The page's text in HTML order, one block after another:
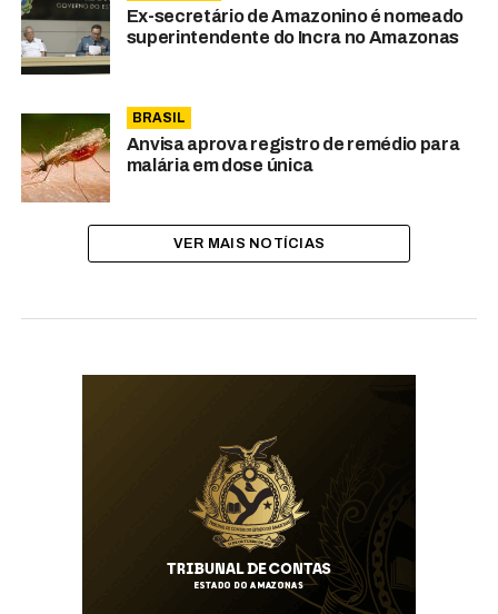
Ex-secretário de Amazonino é nomeado
superintendente do Incra no Amazonas
BRASIL
Anvisa aprova registro de remédio para
malária em dose única
VER MAIS NOTÍCIAS